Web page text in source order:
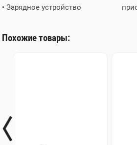
• Зарядное устройство
Похожие товары: